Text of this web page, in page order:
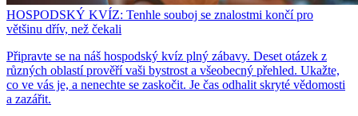
HOSPODSKÝ KVÍZ: Tenhle souboj se znalostmi končí pro
většinu dřív, než čekali
Připravte se na náš hospodský kvíz plný zábavy. Deset otázek z
různých oblastí prověří vaši bystrost a všeobecný přehled. Ukažte,
co ve vás je, a nenechte se zaskočit. Je čas odhalit skryté vědomosti
a zazářit.